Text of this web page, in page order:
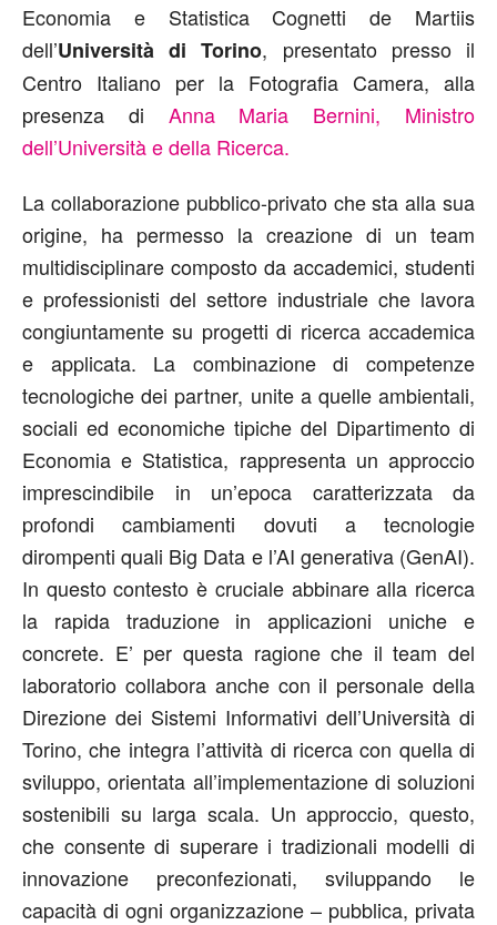
Economia e Statistica Cognetti de Martiis
dell’Università di Torino, presentato presso il
Centro Italiano per la Fotografia Camera, alla
presenza di Anna Maria Bernini, Ministro
dell’Università e della Ricerca.
La collaborazione pubblico-privato che sta alla sua
origine, ha permesso la creazione di un team
multidisciplinare composto da accademici, studenti
e professionisti del settore industriale che lavora
congiuntamente su progetti di ricerca accademica
e applicata. La combinazione di competenze
tecnologiche dei partner, unite a quelle ambientali,
sociali ed economiche tipiche del Dipartimento di
Economia e Statistica, rappresenta un approccio
imprescindibile in un’epoca caratterizzata da
profondi cambiamenti dovuti a tecnologie
dirompenti quali Big Data e l’AI generativa (GenAI).
In questo contesto è cruciale abbinare alla ricerca
la rapida traduzione in applicazioni uniche e
concrete. E’ per questa ragione che il team del
laboratorio collabora anche con il personale della
Direzione dei Sistemi Informativi dell’Università di
Torino, che integra l’attività di ricerca con quella di
sviluppo, orientata all’implementazione di soluzioni
sostenibili su larga scala. Un approccio, questo,
che consente di superare i tradizionali modelli di
innovazione preconfezionati, sviluppando le
capacità di ogni organizzazione – pubblica, privata